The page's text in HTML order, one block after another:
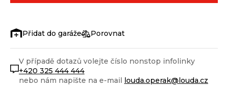
Porovnat
V případě dotazů volejte číslo nonstop infolinky
+420 325 444 444
nebo nám napište na e-mail louda.operak@louda.cz